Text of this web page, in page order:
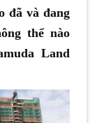
đã và đang
thể nào
Land